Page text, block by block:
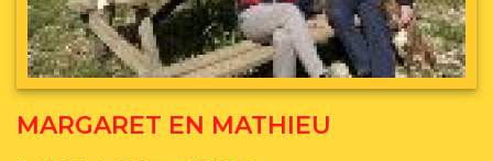
MARGARET EN MATHIEU